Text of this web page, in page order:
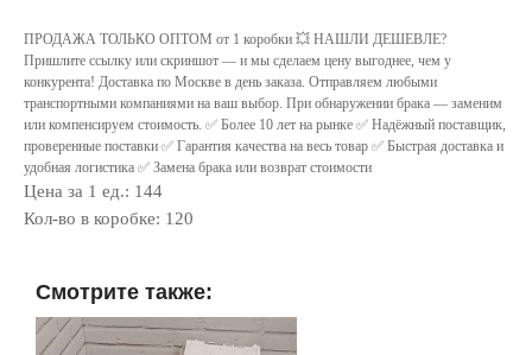
ПРОДАЖА ТОЛЬКО ОПТОМ от 1 коробки 💥 НАШЛИ ДЕШЕВЛЕ?
Пришлите ссылку или скриншот — и мы сделаем цену выгоднее, чем у
конкурента! Доставка по Москве в день заказа. Отправляем любыми
транспортными компаниями на ваш выбор. При обнаружении брака — заменим
или компенсируем стоимость. ✅ Более 10 лет на рынке ✅ Надёжный поставщик,
проверенные поставки ✅ Гарантия качества на весь товар ✅ Быстрая доставка и
удобная логистика ✅ Замена брака или возврат стоимости
Цена за 1 ед.: 144
Кол-во в коробке: 120
Смотрите также: